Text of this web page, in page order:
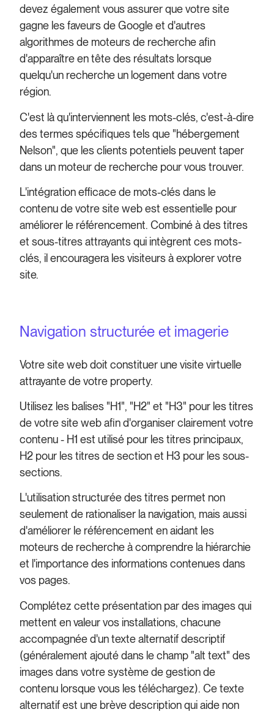
devez également vous assurer que votre site
gagne les faveurs de Google et d'autres
algorithmes de moteurs de recherche afin
d'apparaître en tête des résultats lorsque
quelqu'un recherche un logement dans votre
région.
C'est là qu'interviennent les mots-clés, c'est-à-dire
des termes spécifiques tels que "hébergement
Nelson", que les clients potentiels peuvent taper
dans un moteur de recherche pour vous trouver.
L'intégration efficace de mots-clés dans le
contenu de votre site web est essentielle pour
améliorer le référencement. Combiné à des titres
et sous-titres attrayants qui intègrent ces mots-
clés, il encouragera les visiteurs à explorer votre
site.
Navigation structurée et imagerie
Votre site web doit constituer une visite virtuelle
attrayante de votre property.
Utilisez les balises "H1", "H2" et "H3" pour les titres
de votre site web afin d'organiser clairement votre
contenu - H1 est utilisé pour les titres principaux,
H2 pour les titres de section et H3 pour les sous-
sections.
L'utilisation structurée des titres permet non
seulement de rationaliser la navigation, mais aussi
d'améliorer le référencement en aidant les
moteurs de recherche à comprendre la hiérarchie
et l'importance des informations contenues dans
vos pages.
Complétez cette présentation par des images qui
mettent en valeur vos installations, chacune
accompagnée d'un texte alternatif descriptif
(généralement ajouté dans le champ "alt text" des
images dans votre système de gestion de
contenu lorsque vous les téléchargez). Ce texte
alternatif est une brève description qui aide non